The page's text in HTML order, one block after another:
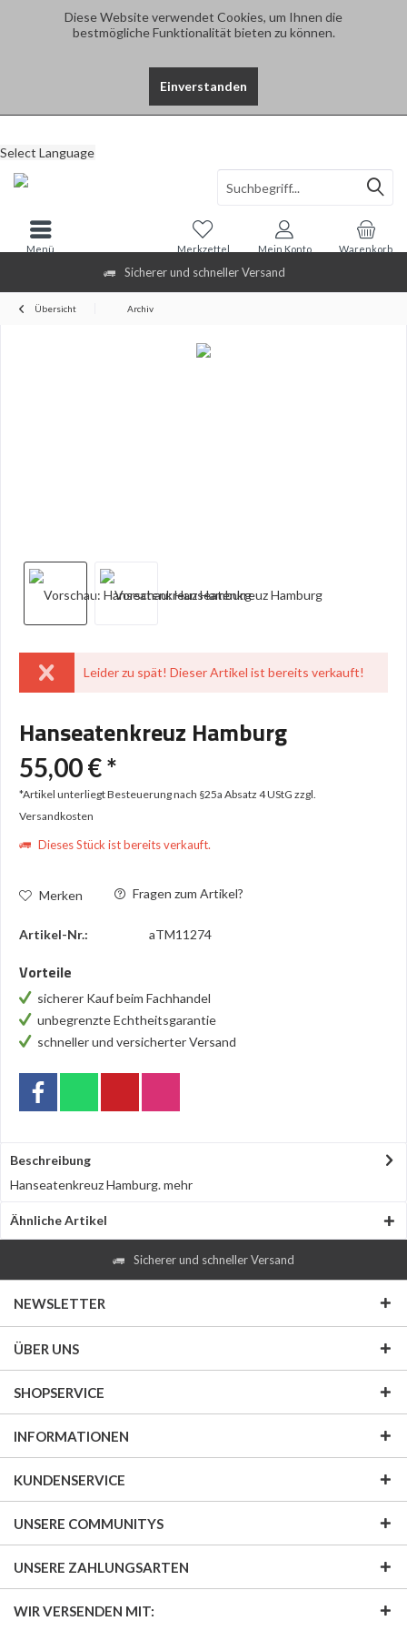
Diese Website verwendet Cookies, um Ihnen die
bestmögliche Funktionalität bieten zu können.
Einverstanden
Sicherer und schneller Versand
Select Language
Warenkorb
Merkzettel Mein Konto
Menü
Übersicht Archiv
Leider zu spät! Dieser Artikel ist bereits verkauft!
Hanseatenkreuz Hamburg
55,00 € *
*Artikel unterliegt Besteuerung nach §25a Absatz 4 UStG zzgl.
Versandkosten
Dieses Stück ist bereits verkauft.
Merken Fragen zum Artikel?
Artikel-Nr.: aTM11274
Vorteile
sicherer Kauf beim Fachhandel
unbegrenzte Echtheitsgarantie
schneller und versicherter Versand
Beschreibung
Hanseatenkreuz Hamburg.mehr
Ähnliche Artikel
Sicherer und schneller Versand
NEWSLETTER
ÜBER UNS
SHOPSERVICE
INFORMATIONEN
KUNDENSERVICE
UNSERE COMMUNITYS
UNSERE ZAHLUNGSARTEN
WIR VERSENDEN MIT: